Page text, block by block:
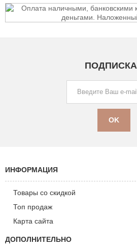
ПОДПИСКА
ИНФОРМАЦИЯ
Товары со скидкой
Топ продаж
Карта сайта
ДОПОЛНИТЕЛЬНО